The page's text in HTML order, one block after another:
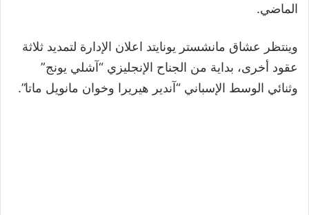
الماضي.
وينتظر عشاق مانشستر يونايتد اعلان الإدارة لتمديد ثلاثة
عقود أخرى، بداية من الجناح الإنجليزي “آشلي يونج”
وثنائي الوسط الإسباني “آندير هيريرا وخوان مانويل ماتا”.